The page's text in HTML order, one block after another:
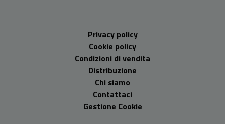
Privacy policy
Cookie policy
Condizioni di vendita
Distribuzione
Chi siamo
Contattaci
Gestione Cookie